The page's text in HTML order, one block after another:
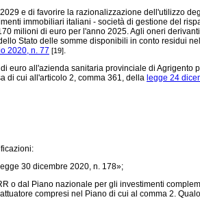
e di favorire la razionalizzazione dell'utilizzo
immobiliari italiani - società di gestione del
milioni di euro per l'anno 2025. Agli oneri
Stato delle somme disponibili in conto residui
2020, n. 77 [19].
all'azienda sanitaria provinciale di Agrigento
di cui all'articolo 2, comma 361, della legge 24
legge 30 dicembre 2020, n. 178»;
o dal Piano nazionale per gli investimenti
compresi nel Piano di cui al comma 2.